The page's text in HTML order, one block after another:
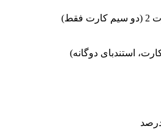
استندبای دوگانه)